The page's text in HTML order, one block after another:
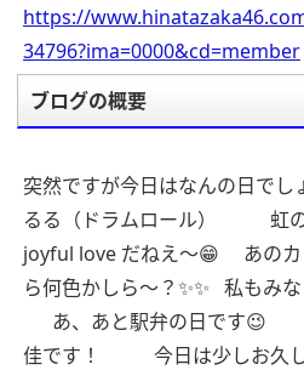
https://
34796?ima=0000&cd=member
ブログの概要
突然ですが今日はなんの日でし
るる（ドラムロール）
虹
joyful love だねえ〜😁
あの
ら何色かしら〜？✨✨ 私もみ
あ、あと駅弁の日です😉
佳です！
今日は少しお久